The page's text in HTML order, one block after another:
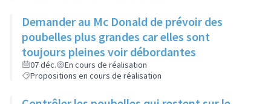
Demander au Mc Donald de prévoir des
poubelles plus grandes car elles sont
toujours pleines voir débordantes
07 déc.
En cours de réalisation
Propositions en cours de réalisation